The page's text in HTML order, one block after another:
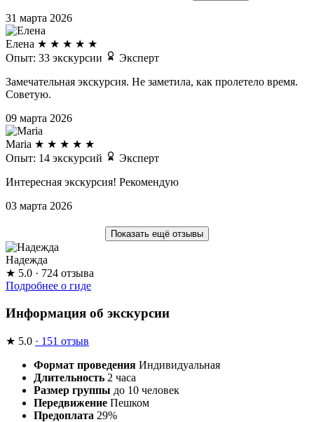
31 марта 2026
Елена ★ ★ ★ ★ ★
Опыт: 33 экскурсии
Эксперт
Замечательная экскурсия. Не заметила, как пролетело время.
Советую.
09 марта 2026
Maria ★ ★ ★ ★ ★
Опыт: 14 экскурсий
Эксперт
Интересная экскурсия! Рекомендую
03 марта 2026
Показать ещё отзывы
Надежда
★ 5.0 · 724 отзыва
Подробнее о гиде
Информация об экскурсии
★ 5.0 · 151 отзыв
Формат проведения Индивидуальная
Длительность 2 часа
Размер группы до 10 человек
Передвижение Пешком
Предоплата 29%